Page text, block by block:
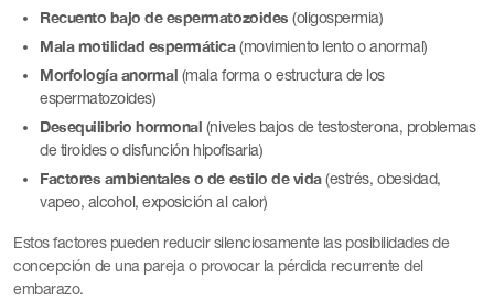
Recuento bajo de espermatozoides (oligospermia)
Mala motilidad espermática(movimiento lento o anormal)
Morfología anormal (mala forma o estructura de los
espermatozoides)
Desequilibrio hormonal (niveles bajos de testosterona, problemas
de tiroides o disfunción hipofisaria)
Factores ambientales o de estilo de vida(estrés, obesidad,
vapeo, alcohol, exposición al calor)
Estos factores pueden reducir silenciosamente las posibilidades de
concepción de una pareja o provocar la pérdida recurrente del
embarazo.